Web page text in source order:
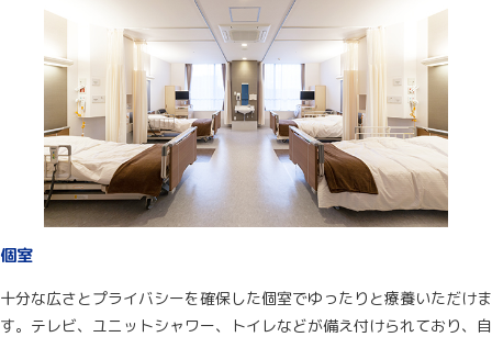
個室
十分な広さとプライバシーを確保した個室でゆったりと療養いただけま
す。テレビ、ユニットシャワー、トイレなどが備え付けられており、自